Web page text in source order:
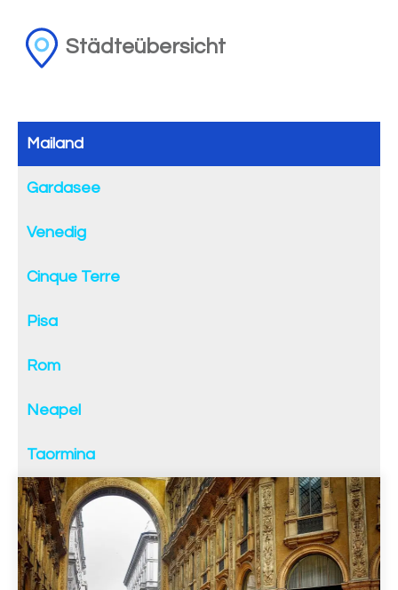
Städteübersicht
Mailand
Gardasee
Venedig
Cinque Terre
Pisa
Rom
Neapel
Taormina